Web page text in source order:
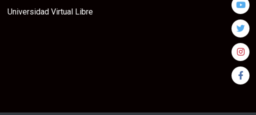
Universidad Virtual Libre